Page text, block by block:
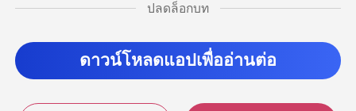
ายวันแล้ ปลดล็อกบท
ดาวน์โหลดแอปเพื่ออ่านต่อ